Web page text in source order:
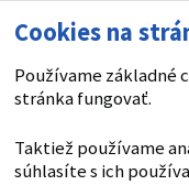
Cookies na
Používame základné
stránka fungovať.
Taktiež používame
súhlasíte s ich